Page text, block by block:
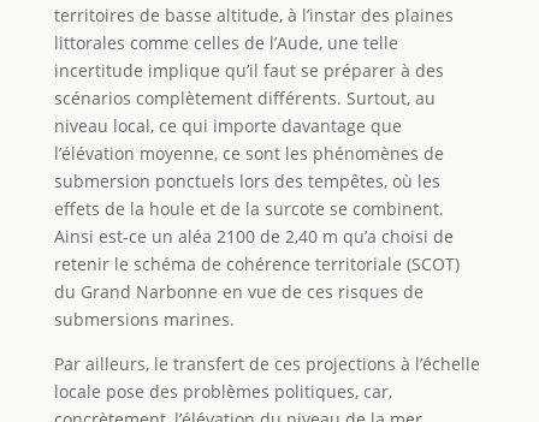
territoires de basse altitude, à l’instar des plaines
littorales comme celles de l’Aude, une telle
incertitude implique qu’il faut se préparer à des
scénarios complètement différents. Surtout, au
niveau local, ce qui importe davantage que
l’élévation moyenne, ce sont les phénomènes de
submersion ponctuels lors des tempêtes, où les
effets de la houle et de la surcote se combinent.
Ainsi est-ce un aléa 2100 de 2,40 m qu’a choisi de
retenir le schéma de cohérence territoriale (SCOT)
du Grand Narbonne en vue de ces risques de
submersions marines.
Par ailleurs, le transfert de ces projections à l’échelle
locale pose des problèmes politiques, car,